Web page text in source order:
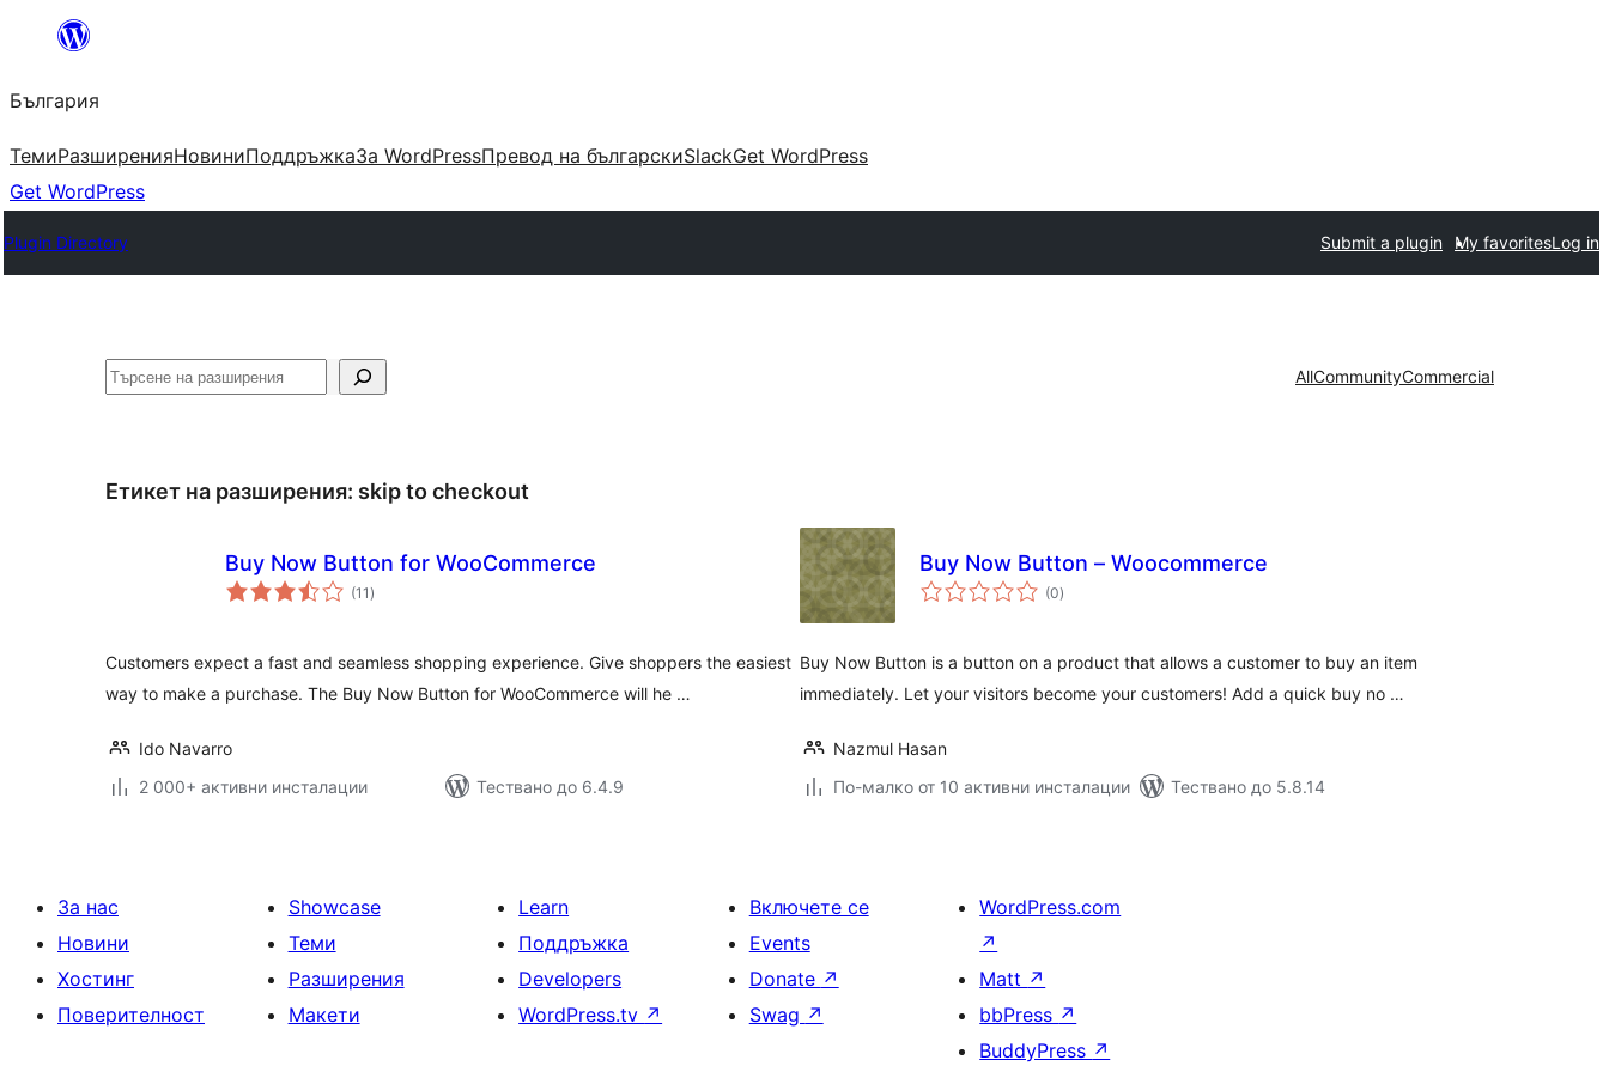
България
ТемиРазширенияНовиниПоддръжкаЗа WordPressПревод на българскиSlackGet WordPress
Get WordPress
Plugin Directory Submit a plugin My favoritesLog in
Търсене AllCommunityCommercial
Етикет на разширения: skip to checkout
Buy Now Button for WooCommerce
(11 общо
оценки
)
Customers expect a fast and seamless shopping experience. Give shoppers the easiest
way to make a purchase. The Buy Now Button for WooCommerce will he …
Ido Navarro
2 000+ активни инсталации
Тествано до 6.4.9
Buy Now Button – Woocommerce
(0общо
оценки
)
Buy Now Button is a button on a product that allows a customer to buy an item
immediately. Let your visitors become your customers! Add a quick buy no …
Nazmul Hasan
По-малко от 10 активни инсталации
Тествано до 5.8.14
За нас
Новини
Хостинг
Поверителност
Showcase
Теми
Разширения
Макети
Learn
Поддръжка
Developers
WordPress.tv ↗
Включете се
Events
Donate ↗
Swag ↗
WordPress.com
↗
Matt ↗
bbPress ↗
BuddyPress ↗